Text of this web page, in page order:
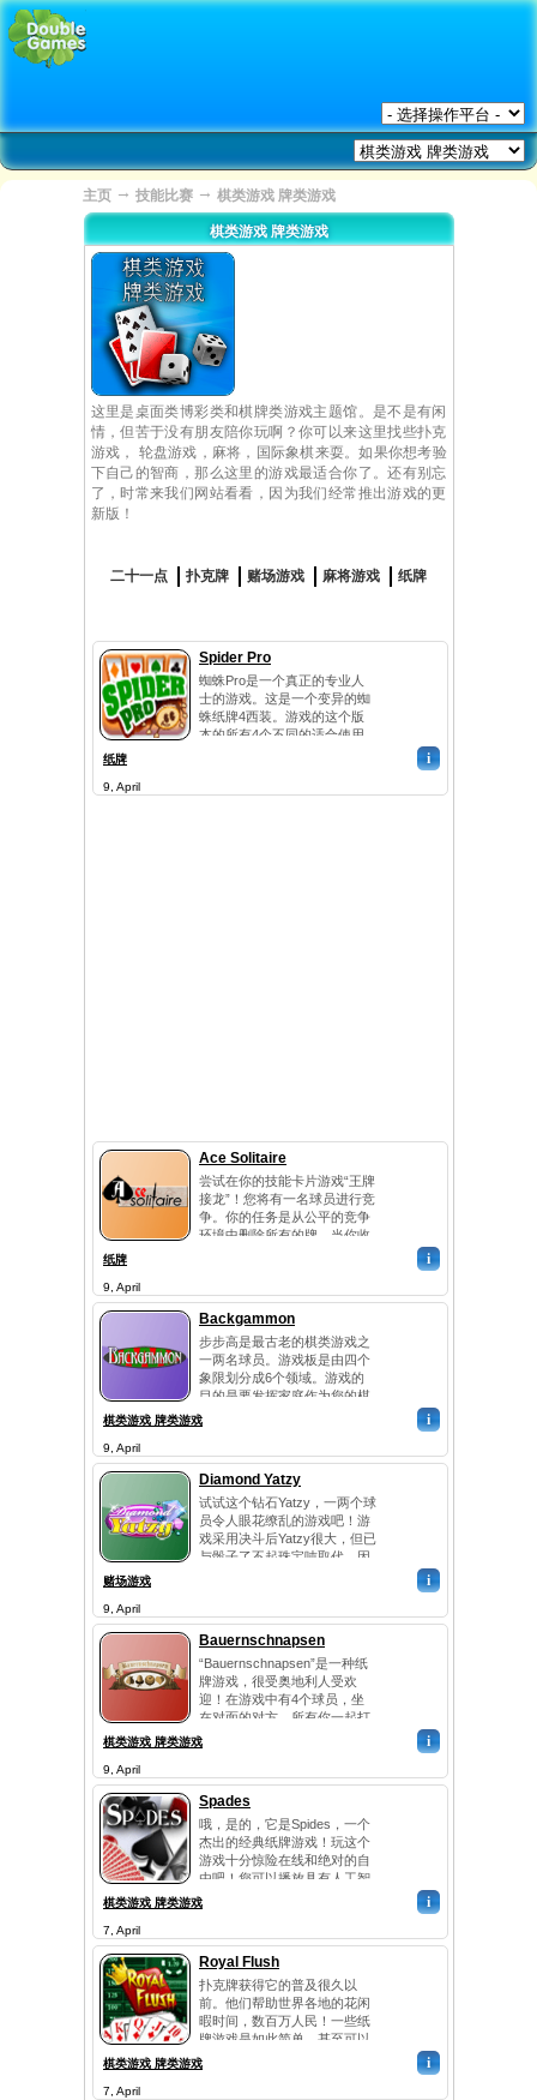
主页 → 技能比赛 → 棋类游戏 牌类游戏
棋类游戏 牌类游戏
这里是桌面类博彩类和棋牌类游戏主题馆。是不是有闲
情，但苦于没有朋友陪你玩啊？你可以来这里找些扑克
游戏， 轮盘游戏，麻将，国际象棋来耍。如果你想考验
下自己的智商，那么这里的游戏最适合你了。还有别忘
了，时常来我们网站看看，因为我们经常推出游戏的更
新版！
二十一点 扑克牌 赌场游戏 麻将游戏 纸牌
Spider Pro
蜘蛛Pro是一个真正的专业人
士的游戏。这是一个变异的蜘
蛛纸牌4西装。游戏的这个版
本的所有4个不同的适合使用
纸牌 i
9, April
Ace Solitaire
尝试在你的技能卡片游戏“王牌
接龙”！您将有一名球员进行竞
争。你的任务是从公平的竞争
环境中删除所有的牌。当你收
的。游戏结束时，有没有卡澳
公平的竞争环境。所有的应用
在这激动的游戏快斗智！获取
更多的积分，您可以成为赢...
纸牌 i
9, April
Backgammon
步步高是最古老的棋类游戏之
一两名球员。游戏板是由四个
象限划分成6个领域。游戏的
目的是要发挥家庭作为您的棋
子尽可能快。运气在游戏中扮
演一个重要角色，但它很难赢
有趣的游戏。步步高要求的技
能。所以，如果你这样想并创
建您自己的战略，这个伟大的
比赛一定会请你！...
棋类游戏 牌类游戏 i
9, April
Diamond Yatzy
试试这个钻石Yatzy，一两个球
员令人眼花缭乱的游戏吧！游
戏采用决斗后Yatzy很大，但已
与骰子了不起珠宝吨取代。因
尽可能做好宝石组合？很重视
对这些具体的组合，因为他们
最大限度地提高您在钻石Yatzy
胜算。结合这...
赌场游戏 i
9, April
Bauernschnapsen
“Bauernschnapsen”是一种纸
牌游戏，很受奥地利人受欢
迎！在游戏中有4个球员，坐
在对面的对方。所有你一起打
牌，并有20个在各个诉讼力量
的增加，例如先去杰克王后，
如果你有你的小卡片，谁拥有
很大的发挥。你一切可能的手
段来获得最高分 - 24分！戏结
束时，...
棋类游戏 牌类游戏 i
9, April
Spades
哦，是的，它是Spides，一个
杰出的经典纸牌游戏！玩这个
游戏十分惊险在线和绝对的自
由吧！您可以播放具有人工智
能的对手或竞争对人类玩家在
线。 Spides是一个简单的规
以它需要你几分钟的时间赶上
游戏的要点。对眼睛和你的分
数一比较别人！我们热情推荐
你给Spides试...
棋类游戏 牌类游戏 i
7, April
Royal Flush
扑克牌获得它的普及很久以
前。他们帮助世界各地的花闲
暇时间，数百万人民！一些纸
牌游戏是如此简单，甚至可以
发挥他们的孩子！但是，当
然，也有一些确实困难的，从
棋类游戏 牌类游戏 i
7, April